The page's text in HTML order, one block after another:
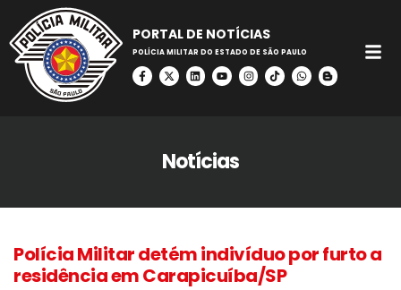
PORTAL DE NOTÍCIAS
POLÍCIA MILITAR DO ESTADO DE SÃO PAULO
Notícias
Polícia Militar detém indivíduo por furto a
residência em Carapicuíba/SP